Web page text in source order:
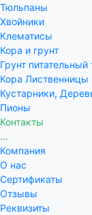
Тюльпаны
Хвойники
Клематисы
Кора и грунт
Грунт
Кора Лиственницы
Кустарники,
Пионы
Контакты
...
Компания
О нас
Сертификаты
Отзывы
Реквизиты